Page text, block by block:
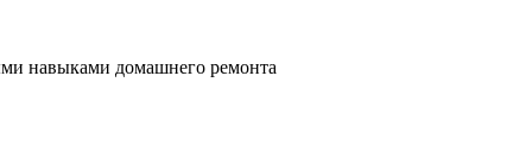
навыками домашнего ремонта